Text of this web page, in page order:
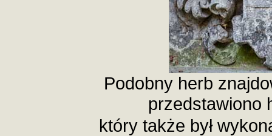
Podobny herb
przedstawiono
który także był